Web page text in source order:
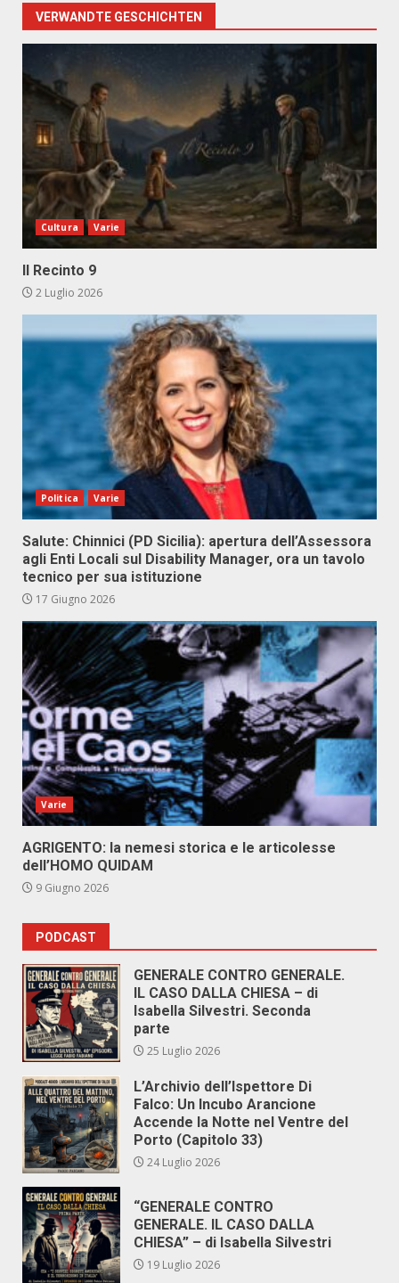
VERWANDTE GESCHICHTEN
Cultura Varie
Il Recinto 9
2 Luglio 2026
Politica Varie
Salute: Chinnici (PD Sicilia): apertura dell’Assessora
agli Enti Locali sul Disability Manager, ora un tavolo
tecnico per sua istituzione
17 Giugno 2026
Varie
AGRIGENTO: la nemesi storica e le articolesse
dell’HOMO QUIDAM
9 Giugno 2026
PODCAST
GENERALE CONTRO GENERALE.
IL CASO DALLA CHIESA – di
Isabella Silvestri. Seconda
parte
25 Luglio 2026
L’Archivio dell’Ispettore Di
Falco: Un Incubo Arancione
Accende la Notte nel Ventre del
Porto (Capitolo 33)
24 Luglio 2026
“GENERALE CONTRO
GENERALE. IL CASO DALLA
CHIESA” – di Isabella Silvestri
19 Luglio 2026